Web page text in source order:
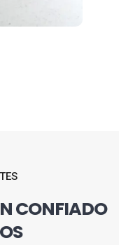
CONFIADO